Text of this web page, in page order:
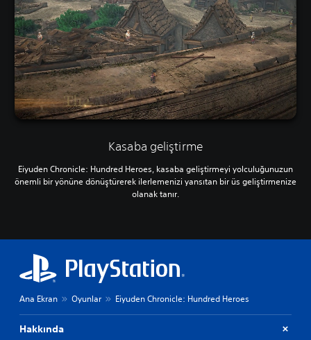
Kasaba geliştirme
Eiyuden Chronicle: Hundred Heroes, kasaba geliştirmeyi yolculuğunuzun
önemli bir yönüne dönüştürerek ilerlemenizi yansıtan bir üs geliştirmenize
olanak tanır.
Ana Ekran Oyunlar Eiyuden Chronicle: Hundred Heroes
Hakkında